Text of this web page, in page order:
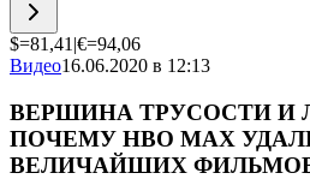
$=81,41 |€=94,06
Видео16.06.2020 в 12:13
ВЕРШИНА ТРУСОСТИ И
ПОЧЕМУ НВО МАХ
ВЕЛИЧАЙШИХ